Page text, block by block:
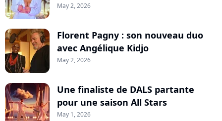
May 2, 2026
Florent Pagny : son nouveau duo
avec Angélique Kidjo
May 2, 2026
Une finaliste de DALS partante
pour une saison All Stars
May 1, 2026